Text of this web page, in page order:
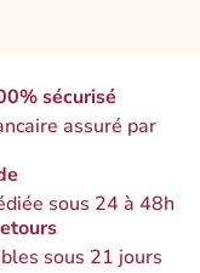
sécurisé
assuré par
sous 24 à 48h
sous 21 jours